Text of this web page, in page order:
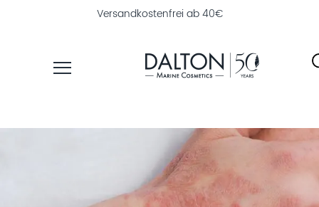
Versandkostenfrei ab 40€